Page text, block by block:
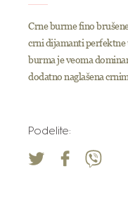
Crne burme fino
crni dijamanti perfektne
burma je veoma
dodatno naglašena
Podelite: